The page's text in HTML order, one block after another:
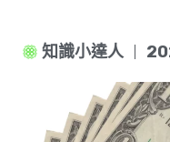
知識小達人